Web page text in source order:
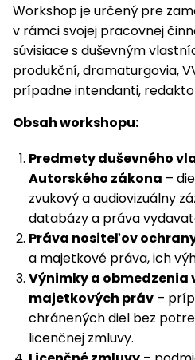
Workshop je určený pre
v rámci svojej pracovnej
súvisiace s duševným
produkční, dramaturgovia,
prípadne intendanti,
Obsah workshopu:
Predmety duševného
Autorského zákona –
zvukový a audiovizuálny
databázy a práva
Práva nositeľov
a majetkové práva, ich
Výnimky a obmedzenia
majetkových práv –
chránených diel bez
licenčnej zmluvy.